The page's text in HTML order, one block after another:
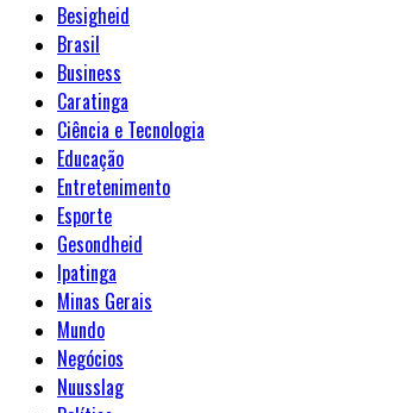
Besigheid
Brasil
Business
Caratinga
Ciência e Tecnologia
Educação
Entretenimento
Esporte
Gesondheid
Ipatinga
Minas Gerais
Mundo
Negócios
Nuusslag